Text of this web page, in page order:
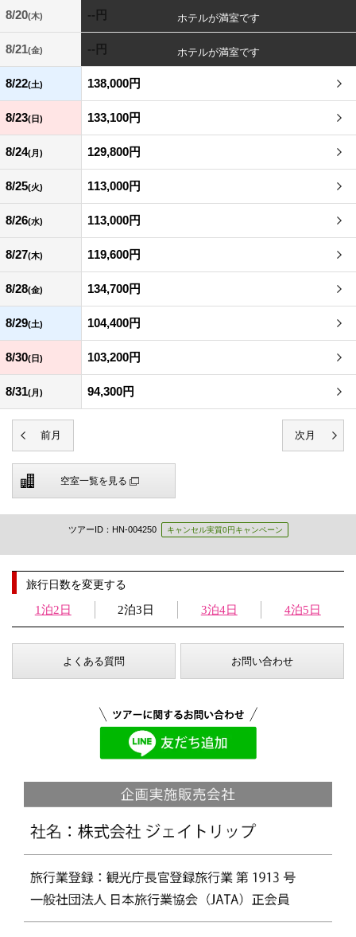
8/20(木) --円
8/21(金) --円
8/22(土) 138,000円
8/23(日) 133,100円
8/24(月) 129,800円
8/25(火) 113,000円
8/26(水) 113,000円
8/27(木) 119,600円
8/28(金) 134,700円
8/29(土) 104,400円
8/30(日) 103,200円
8/31(月) 94,300円
空室一覧を見る
ツアーID：HN-004250 キャンセル実質0円キャンペーン
旅行日数を変更する
1泊2日 2泊3日 3泊4日 4泊5日
よくある質問 お問い合わせ